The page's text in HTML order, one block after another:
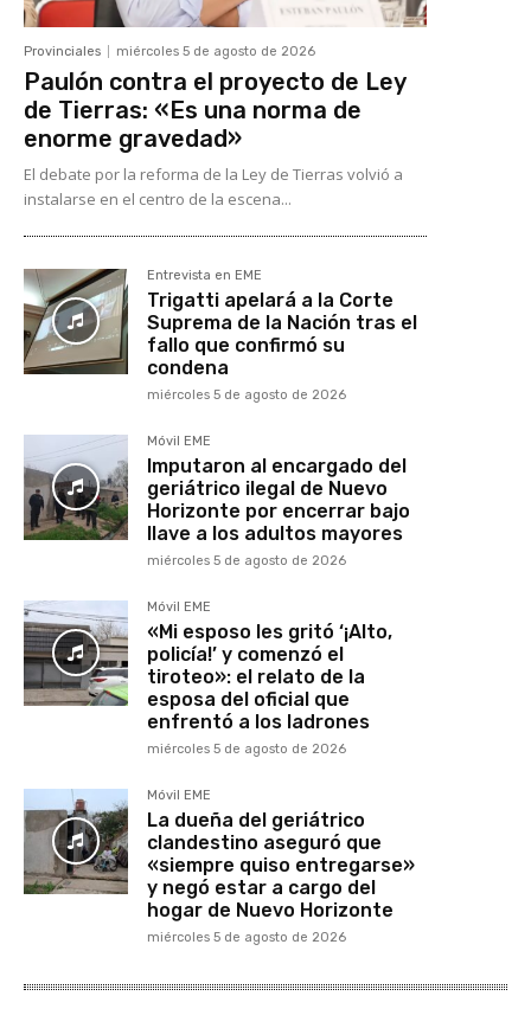
Provinciales miércoles 5 de agosto de 2026
Paulón contra el proyecto de Ley
de Tierras: «Es una norma de
enorme gravedad»
El debate por la reforma de la Ley de Tierras volvió a
instalarse en el centro de la escena...
Entrevista en EME
Trigatti apelará a la Corte
Suprema de la Nación tras el
fallo que confirmó su
condena
miércoles 5 de agosto de 2026
Móvil EME
Imputaron al encargado del
geriátrico ilegal de Nuevo
Horizonte por encerrar bajo
llave a los adultos mayores
miércoles 5 de agosto de 2026
Móvil EME
«Mi esposo les gritó ‘¡Alto,
policía!’ y comenzó el
tiroteo»: el relato de la
esposa del oficial que
enfrentó a los ladrones
miércoles 5 de agosto de 2026
Móvil EME
La dueña del geriátrico
clandestino aseguró que
«siempre quiso entregarse»
y negó estar a cargo del
hogar de Nuevo Horizonte
miércoles 5 de agosto de 2026